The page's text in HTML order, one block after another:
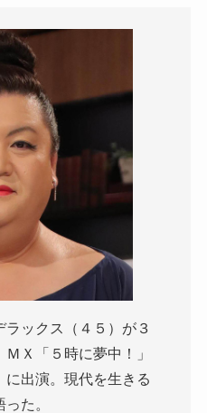
ックス（４５）が３
Ｘ「５時に夢中！」
に出演。現代を生きる
た。